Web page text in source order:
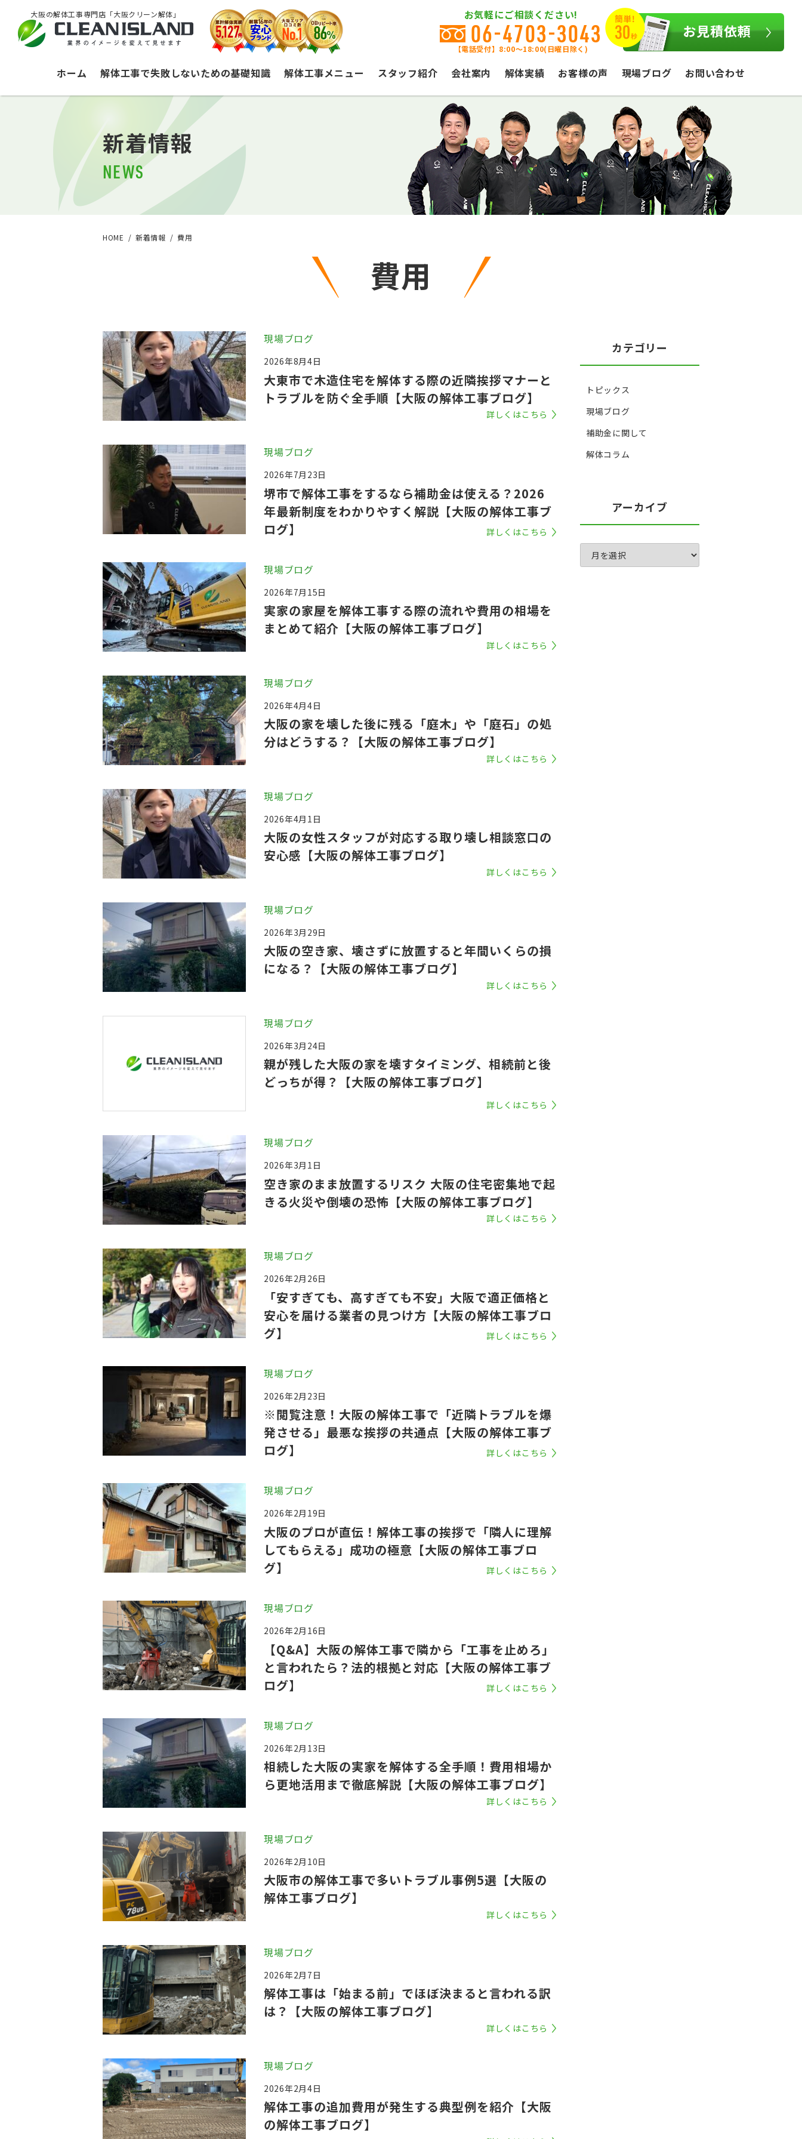
大阪の解体工事専門店「大阪クリーン解体」 お気軽にご相談ください!
06-4703-3043
【電話受付】8:00〜18:00(日曜日除く)
お見積依頼
ホーム 解体工事で失敗しないための基礎知識 解体工事メニュー スタッフ紹介 会社案内 解体実績 お客様の声 現場ブログ お問い合わせ
新着情報
NEWS
HOME 新着情報 費用
費用
現場ブログ
2026年8月4日
大東市で木造住宅を解体する際の近隣挨拶マナーと
トラブルを防ぐ全手順【大阪の解体工事ブログ】
詳しくはこちら
現場ブログ
2026年7月23日
堺市で解体工事をするなら補助金は使える？2026
年最新制度をわかりやすく解説【大阪の解体工事ブ
ログ】
詳しくはこちら
現場ブログ
2026年7月15日
実家の家屋を解体工事する際の流れや費用の相場を
まとめて紹介【大阪の解体工事ブログ】
詳しくはこちら
現場ブログ
2026年4月4日
大阪の家を壊した後に残る「庭木」や「庭石」の処
分はどうする？【大阪の解体工事ブログ】
詳しくはこちら
現場ブログ
2026年4月1日
大阪の女性スタッフが対応する取り壊し相談窓口の
安心感【大阪の解体工事ブログ】
詳しくはこちら
現場ブログ
2026年3月29日
大阪の空き家、壊さずに放置すると年間いくらの損
になる？【大阪の解体工事ブログ】
詳しくはこちら
現場ブログ
2026年3月24日
親が残した大阪の家を壊すタイミング、相続前と後
どっちが得？【大阪の解体工事ブログ】
詳しくはこちら
現場ブログ
2026年3月1日
空き家のまま放置するリスク 大阪の住宅密集地で起
きる火災や倒壊の恐怖【大阪の解体工事ブログ】
詳しくはこちら
現場ブログ
2026年2月26日
「安すぎても、高すぎても不安」大阪で適正価格と
安心を届ける業者の見つけ方【大阪の解体工事ブロ
グ】
詳しくはこちら
現場ブログ
2026年2月23日
※閲覧注意！大阪の解体工事で「近隣トラブルを爆
発させる」最悪な挨拶の共通点【大阪の解体工事ブ
ログ】
詳しくはこちら
現場ブログ
2026年2月19日
大阪のプロが直伝！解体工事の挨拶で「隣人に理解
してもらえる」成功の極意【大阪の解体工事ブロ
グ】
詳しくはこちら
現場ブログ
2026年2月16日
【Q&A】大阪の解体工事で隣から「工事を止めろ」
と言われたら？法的根拠と対応【大阪の解体工事ブ
ログ】
詳しくはこちら
現場ブログ
2026年2月13日
相続した大阪の実家を解体する全手順！費用相場か
ら更地活用まで徹底解説【大阪の解体工事ブログ】
詳しくはこちら
現場ブログ
2026年2月10日
大阪市の解体工事で多いトラブル事例5選【大阪の
解体工事ブログ】
詳しくはこちら
現場ブログ
2026年2月7日
解体工事は「始まる前」でほぼ決まると言われる訳
は？【大阪の解体工事ブログ】
詳しくはこちら
現場ブログ
2026年2月4日
解体工事の追加費用が発生する典型例を紹介【大阪
の解体工事ブログ】
カテゴリー
トピックス
現場ブログ
補助金に関して
解体コラム
アーカイブ